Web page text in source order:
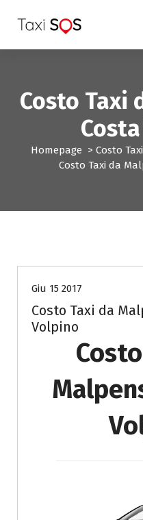
a
Costo Taxi
Homepage > Costo
Costo Taxi da
Giu 15 2017
Costo Taxi da
Volpino